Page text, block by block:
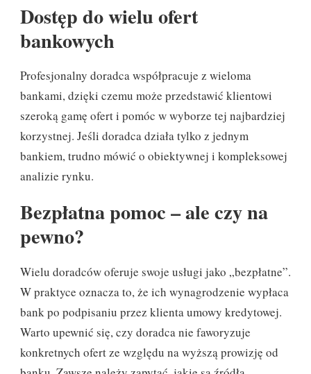
Dostęp do wielu ofert
bankowych
Profesjonalny doradca współpracuje z wieloma
bankami, dzięki czemu może przedstawić klientowi
szeroką gamę ofert i pomóc w wyborze tej najbardziej
korzystnej. Jeśli doradca działa tylko z jednym
bankiem, trudno mówić o obiektywnej i kompleksowej
analizie rynku.
Bezpłatna pomoc – ale czy na
pewno?
Wielu doradców oferuje swoje usługi jako „bezpłatne”.
W praktyce oznacza to, że ich wynagrodzenie wypłaca
bank po podpisaniu przez klienta umowy kredytowej.
Warto upewnić się, czy doradca nie faworyzuje
konkretnych ofert ze względu na wyższą prowizję od